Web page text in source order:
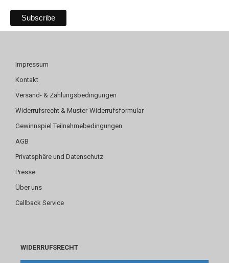
Impressum
Kontakt
Versand- & Zahlungsbedingungen
Widerrufsrecht & Muster-Widerrufsformular
Gewinnspiel Teilnahmebedingungen
AGB
Privatsphäre und Datenschutz
Presse
Über uns
Callback Service
WIDERRUFSRECHT